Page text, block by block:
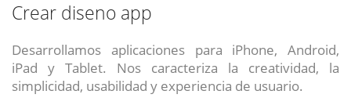
Crear diseno app
Desarrollamos aplicaciones para iPhone, Android,
iPad y Tablet. Nos caracteriza la creatividad, la
simplicidad, usabilidad y experiencia de usuario.